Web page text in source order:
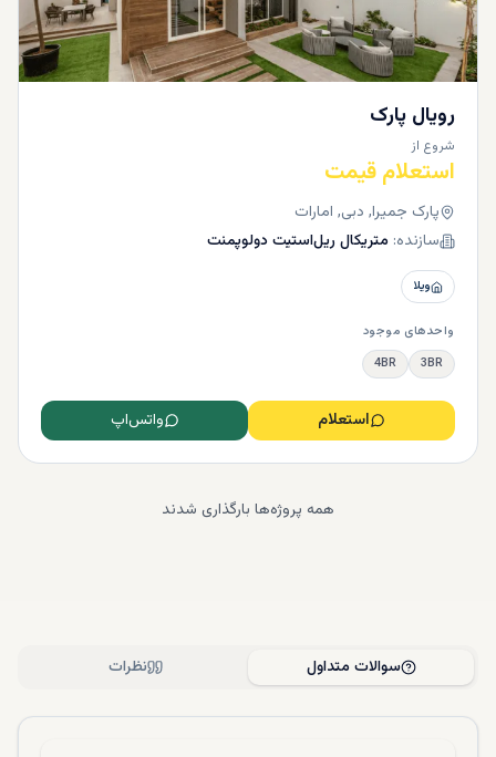
رویال پارک
شروع از
استعلام قیمت
پارک جمیرا, دبی, امارات
سازنده: متریکال ریل‌استیت دولوپمنت
ویلا
واحدهای موجود
3BR
4BR
استعلام واتس‌اپ
همه پروژه‌ها بارگذاری شدند
سوالات متداول نظرات